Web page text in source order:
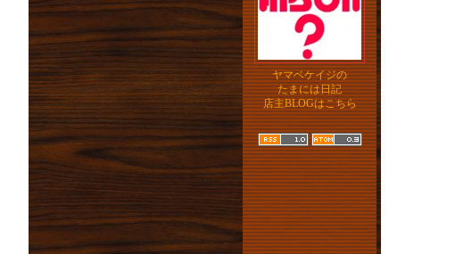
ヤマベケイジの
たまには日記
店主BLOGはこちら